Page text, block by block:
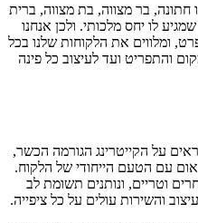
חתונה, בר מצווה, בת מצווה, ברית
לו יחס מלכותי. ולכן אנחנו
ומלווים את הלקוחות שלנו בכל
והתפריט ועד לעיצוב כל פינה
על הקייטרינג הגורמה הכשר,
עם הטעם הייחודי של הלקוח.
וטריים, ונותנים תשומת לב
והשירות עולים על כל ציפייה.